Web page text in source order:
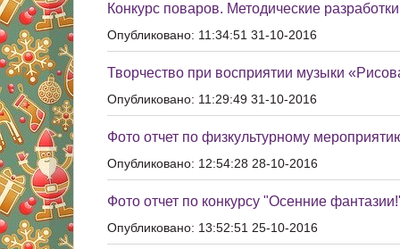
Конкурс поваров. Методические
Опубликовано: 11:34:51 31-10-2016
Творчество при восприятии музыки
Опубликовано: 11:29:49 31-10-2016
Фото отчет по физкультурному
Опубликовано: 12:54:28 28-10-2016
Фото отчет по конкурсу "Осенние
Опубликовано: 13:52:51 25-10-2016